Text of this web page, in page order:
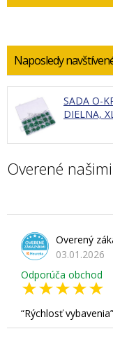
Naposledy
SADA O-
DIELNA,
Overené
Overený
03.01.2026
Odporúča obchod
Rýchlosť vybavenia